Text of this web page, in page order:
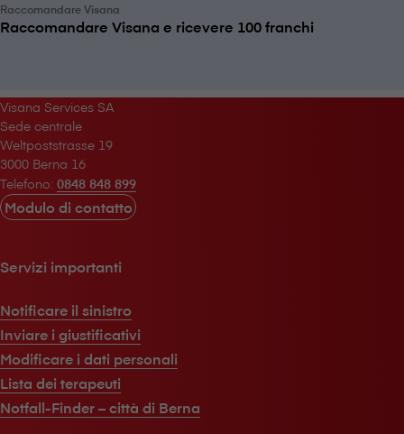
Raccomandare V⁠i⁠s⁠a⁠n⁠a
Raccomandare V⁠i⁠s⁠a⁠n⁠a e ricevere 100 franchi
V⁠i⁠s⁠a⁠n⁠a Services SA
Sede centrale
Weltpoststrasse 19
3000 Berna 16
Telefono: 0848 848 899
Modulo di contatto
Servizi importanti
Notificare il sinistro
Inviare i giustificativi
Modificare i dati personali
Lista dei terapeuti
Notfall-Finder – città di Berna